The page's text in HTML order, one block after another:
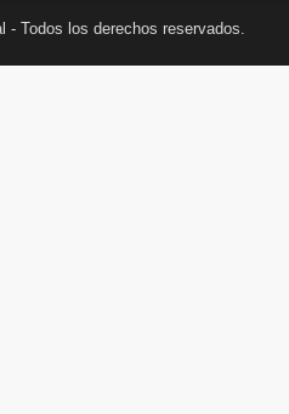
- Todos los derechos reservados.